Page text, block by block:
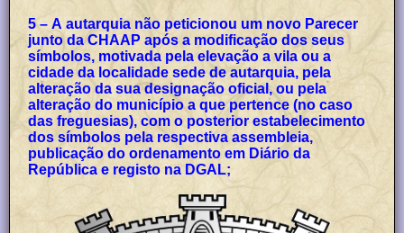
5 – A autarquia não peticionou um novo Parecer
junto da CHAAP após a modificação dos seus
símbolos, motivada pela elevação a vila ou a
cidade da localidade sede de autarquia, pela
alteração da sua designação oficial, ou pela
alteração do município a que pertence (no caso
das freguesias), com o posterior estabelecimento
dos símbolos pela respectiva assembleia,
publicação do ordenamento em Diário da
República e registo na DGAL;